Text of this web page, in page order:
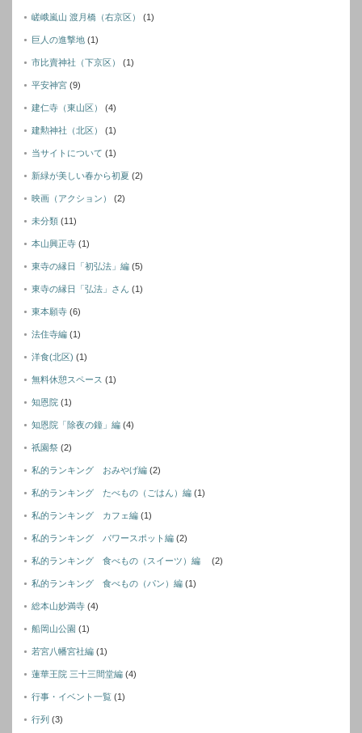
嵯峨嵐山 渡月橋（右京区） (1)
巨人の進撃地 (1)
市比賣神社（下京区） (1)
平安神宮 (9)
建仁寺（東山区） (4)
建勲神社（北区） (1)
当サイトについて (1)
新緑が美しい春から初夏 (2)
映画（アクション） (2)
未分類 (11)
本山興正寺 (1)
東寺の縁日「初弘法」編 (5)
東寺の縁日「弘法」さん (1)
東本願寺 (6)
法住寺編 (1)
洋食(北区) (1)
無料休憩スペース (1)
知恩院 (1)
知恩院「除夜の鐘」編 (4)
祇園祭 (2)
私的ランキング おみやげ編 (2)
私的ランキング たべもの（ごはん）編 (1)
私的ランキング カフェ編 (1)
私的ランキング パワースポット編 (2)
私的ランキング 食べもの（スイーツ）編 (2)
私的ランキング 食べもの（パン）編 (1)
総本山妙満寺 (4)
船岡山公園 (1)
若宮八幡宮社編 (1)
蓮華王院 三十三間堂編 (4)
行事・イベント一覧 (1)
行列 (3)